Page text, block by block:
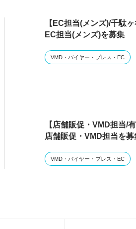
【EC担当(メンズ)/千駄
EC担当(メンズ)を募集
VMD・バイヤー・プレス・EC
【店舗販促・VMD担当/
店舗販促・VMD担当を募
VMD・バイヤー・プレス・EC